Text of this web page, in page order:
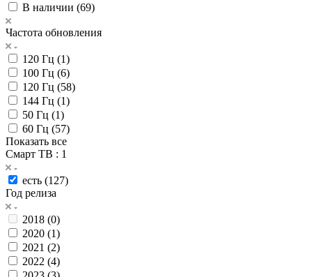
В наличии (69)
Частота обновления
120 Гц (1)
100 Гц (6)
120 Гц (58)
144 Гц (1)
50 Гц (1)
60 Гц (57)
Показать все
Смарт ТВ : 1
есть (127)
Год релиза
2018 (0)
2020 (1)
2021 (2)
2022 (4)